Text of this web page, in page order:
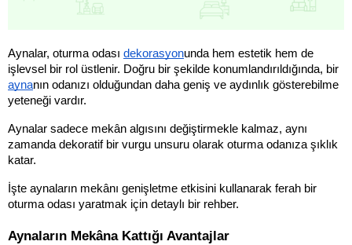
Aynalar, oturma odası dekorasyonunda hem estetik hem de
aynanın odanızı olduğundan daha geniş ve aydınlık gösterebilme
yeteneği vardır.
Aynalar sadece mekân algısını değiştirmekle kalmaz, aynı
zamanda dekoratif bir vurgu unsuru olarak oturma odanıza şıklık
katar.
İşte aynaların mekânı genişletme etkisini kullanarak ferah bir
oturma odası yaratmak için detaylı bir rehber.
Aynaların Mekâna Kattığı Avantajlar